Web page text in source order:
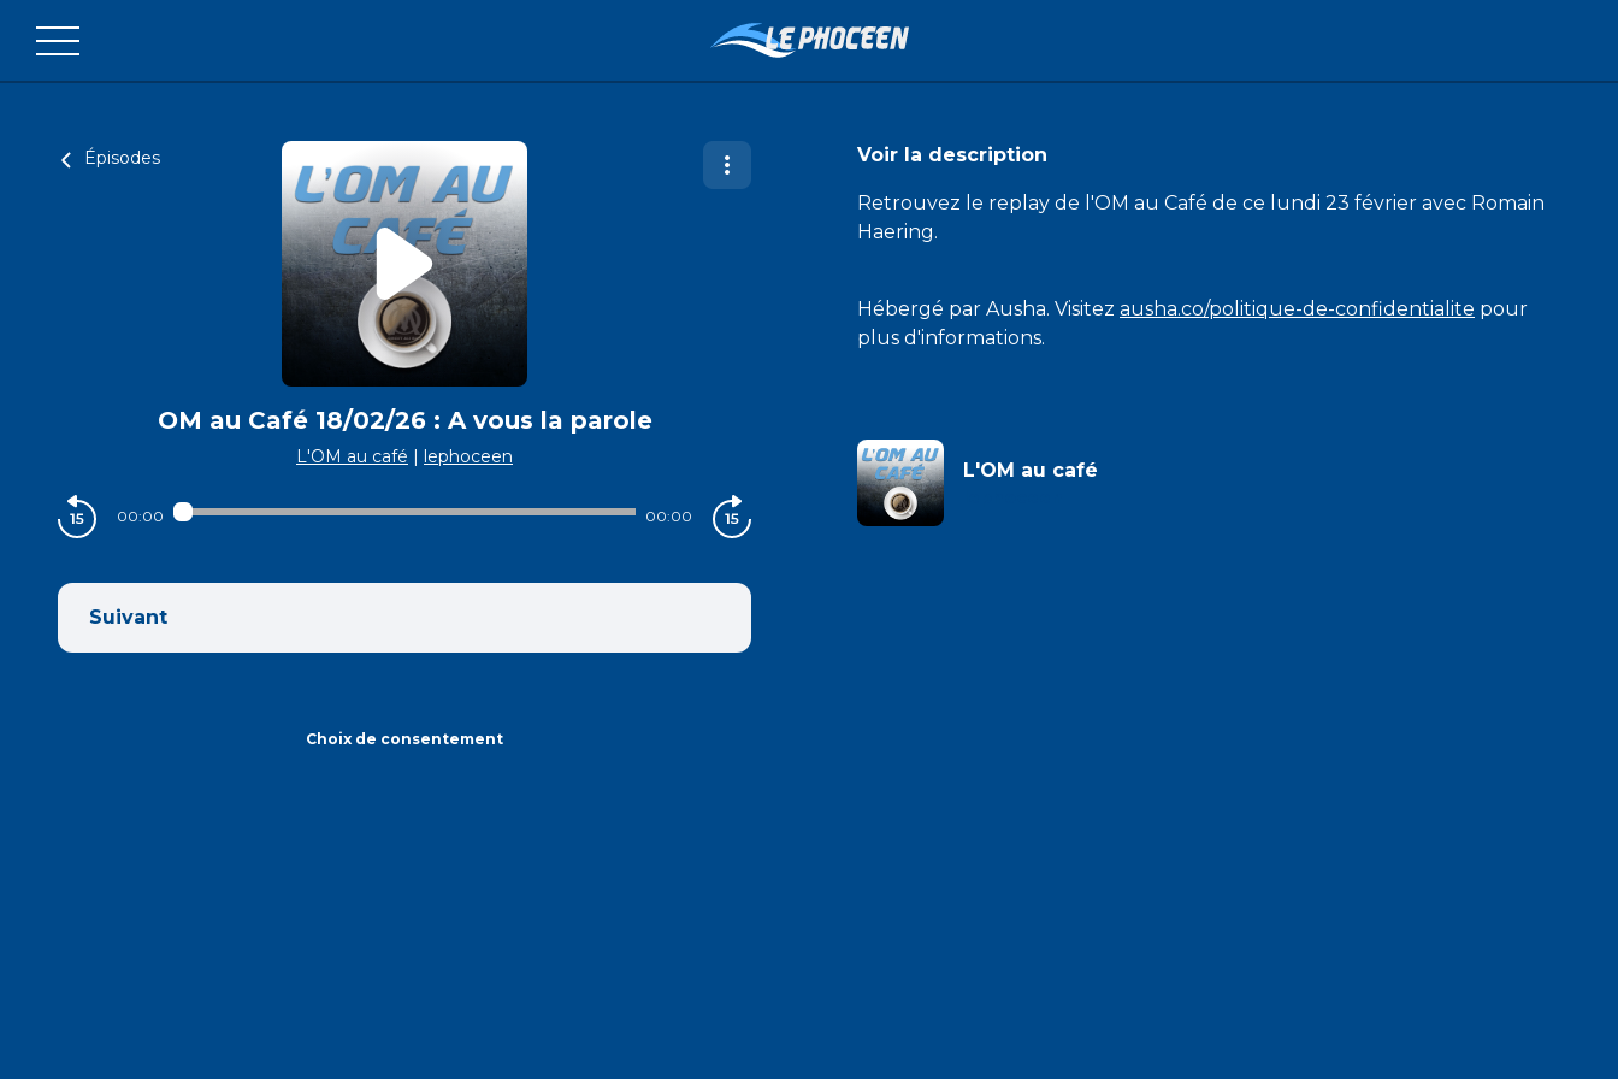
Épisodes
OM au Café 18/02/26 : A vous la parole
L'OM au café | lephoceen
00:00 00:00
Suivant
Choix de consentement
Voir la description
Retrouvez le replay de l'OM au Café de ce lundi 23 février avec Romain
Haering.
Hébergé par Ausha. Visitez ausha.co/politique-de-confidentialite pour
plus d'informations.
L'OM au café